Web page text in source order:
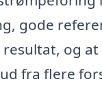
gode
og
fra flere